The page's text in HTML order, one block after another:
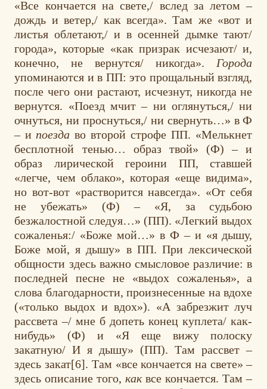
«Все кончается на свете,/ вслед за летом –
дождь и ветер,/ как всегда». Там же «вот и
листья облетают,/ и в осенней дымке тают/
города», которые «как призрак исчезают/ и,
конечно, не вернутся/ никогда». Города
упоминаются и в ПП: это прощальный взгляд,
после чего они растают, исчезнут, никогда не
вернутся. «Поезд мчит – ни оглянуться,/ ни
очнуться, ни проснуться,/ ни свернуть…» в Ф
– и поезда во второй строфе ПП. «Мелькнет
бесплотной тенью… образ твой» (Ф) – и
образ лирической героини ПП, ставшей
«легче, чем облако», которая «еще видима»,
но вот-вот «растворится навсегда». «От себя
не убежать» (Ф) – «Я, за судьбою
безжалостной следуя…» (ПП). «Легкий выдох
сожаленья:/ «Боже мой…» в Ф – и «я дышу,
Боже мой, я дышу» в ПП. При лексической
общности здесь важно смысловое различие: в
последней песне не «выдох сожаленья», а
слова благодарности, произнесенные на вдохе
(«только выдох и вдох»). «А забрезжит луч
рассвета –/ мне б допеть конец куплета/ как-
нибудь» (Ф) и «Я еще вижу полоску
закатную/ И я дышу» (ПП). Там рассвет –
здесь закат[6]. Там «все кончается на свете» –
здесь описание того,каквсе кончается. Там –